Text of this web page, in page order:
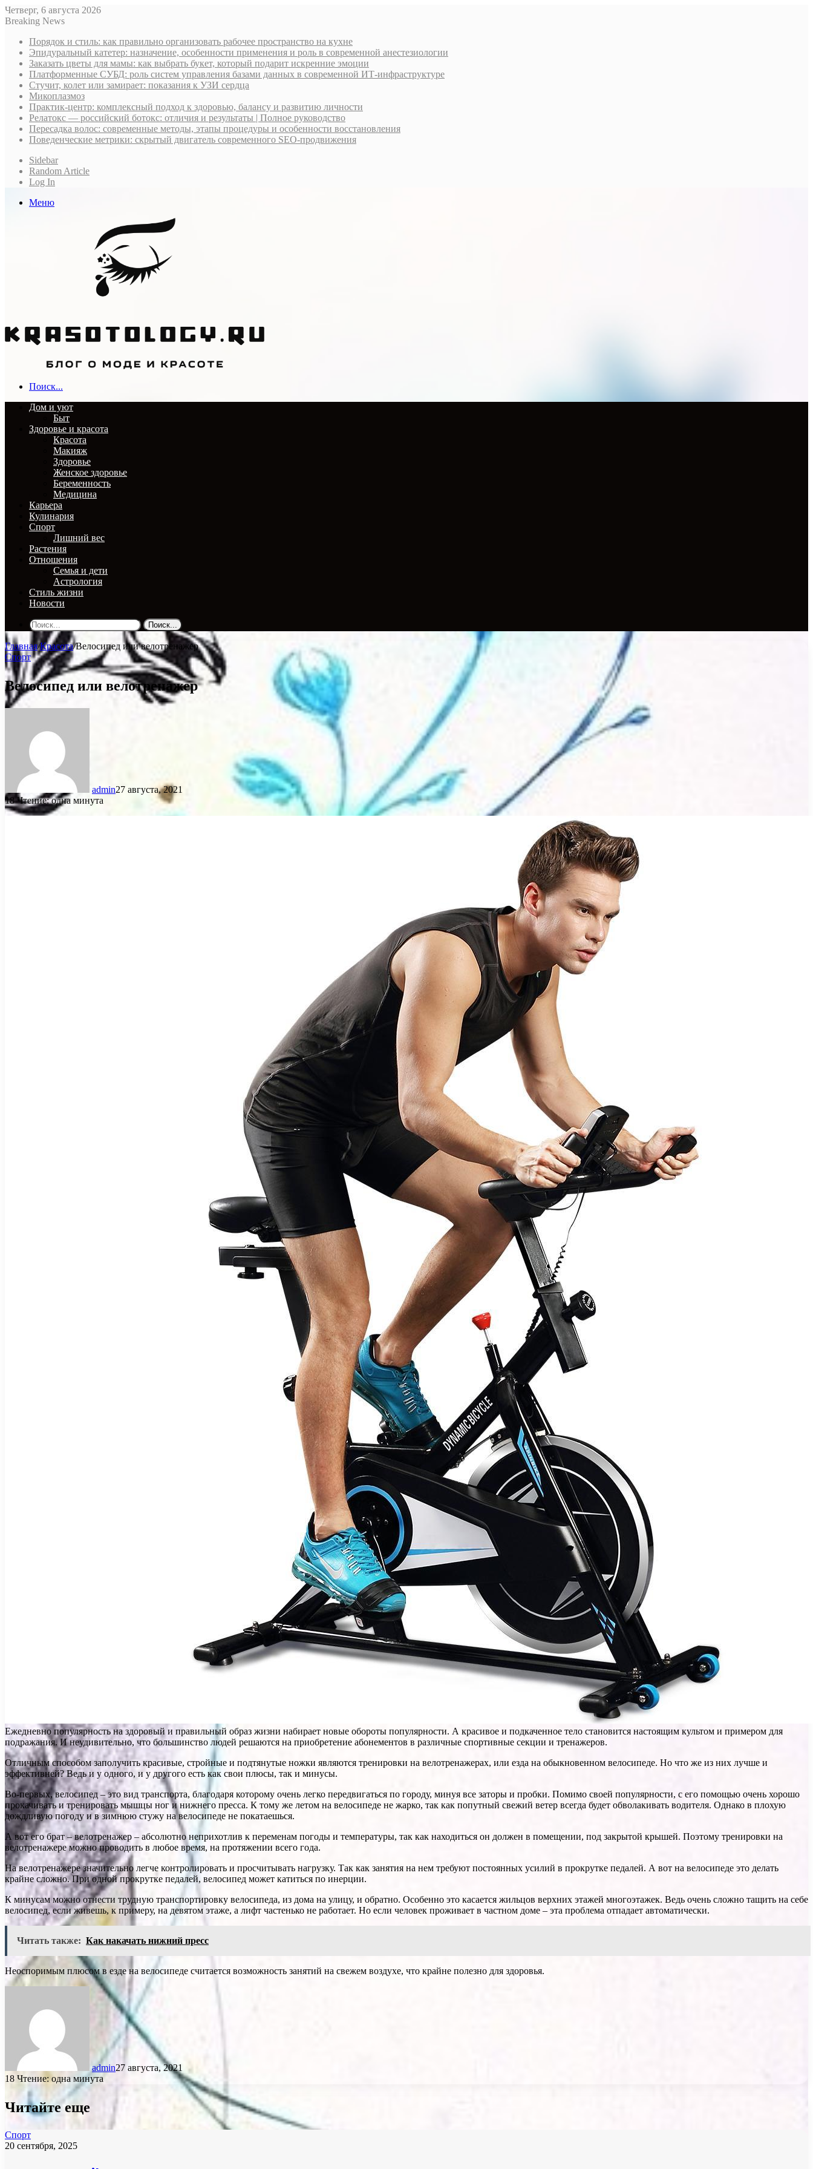
Четверг, 6 августа 2026
Breaking News
Порядок и стиль: как правильно организовать рабочее пространство на кухне
Эпидуральный катетер: назначение, особенности применения и роль в современной анестезиологии
Заказать цветы для мамы: как выбрать букет, который подарит искренние эмоции
Платформенные СУБД: роль систем управления базами данных в современной ИТ-инфраструктуре
Стучит, колет или замирает: показания к УЗИ сердца
Микоплазмоз
Практик-центр: комплексный подход к здоровью, балансу и развитию личности
Релатокс — российский ботокс: отличия и результаты | Полное руководство
Пересадка волос: современные методы, этапы процедуры и особенности восстановления
Поведенческие метрики: скрытый двигатель современного SEO-продвижения
Sidebar
Random Article
Log In
Меню
Поиск...
Дом и уют
Быт
Здоровье и красота
Красота
Макияж
Здоровье
Женское здоровье
Беременность
Медицина
Карьера
Кулинария
Спорт
Лишний вес
Растения
Отношения
Семья и дети
Астрология
Стиль жизни
Новости
Поиск...
Главная/Красота/Велосипед или велотренажер
Спорт
Велосипед или велотренажер
admin27 августа, 2021
18Чтение: одна минута
Ежедневно популярность на здоровый и правильный образ жизни набирает новые обороты популярности. А красивое и подкаченное тело становится настоящим культом и примером для
подражания. И неудивительно, что большинство людей решаются на приобретение абонементов в различные спортивные секции и тренажеров.
Отличным способом заполучить красивые, стройные и подтянутые ножки являются тренировки на велотренажерах, или езда на обыкновенном велосипеде. Но что же из них лучше и
эффективней? Ведь и у одного, и у другого есть как свои плюсы, так и минусы.
Во-первых, велосипед – это вид транспорта, благодаря которому очень легко передвигаться по городу, минуя все заторы и пробки. Помимо своей популярности, с его помощью очень хорошо
прокачивать и тренировать мышцы ног и нижнего пресса. К тому же летом на велосипеде не жарко, так как попутный свежий ветер всегда будет обволакивать водителя. Однако в плохую
дождливую погоду и в зимнюю стужу на велосипеде не покатаешься.
А вот его брат – велотренажер – абсолютно неприхотлив к переменам погоды и температуры, так как находиться он должен в помещении, под закрытой крышей. Поэтому тренировки на
велотренажере можно проводить в любое время, на протяжении всего года.
На велотренажере значительно легче контролировать и просчитывать нагрузку. Так как занятия на нем требуют постоянных усилий в прокрутке педалей. А вот на велосипеде это делать
крайне сложно. При одной прокрутке педалей, велосипед может катиться по инерции.
К минусам можно отнести трудную транспортировку велосипеда, из дома на улицу, и обратно. Особенно это касается жильцов верхних этажей многоэтажек. Ведь очень сложно тащить на себе
велосипед, если живешь, к примеру, на девятом этаже, а лифт частенько не работает. Но если человек проживает в частном доме – эта проблема отпадает автоматически.
Читать также: Как накачать нижний пресс
Неоспоримым плюсом в езде на велосипеде считается возможность занятий на свежем воздухе, что крайне полезно для здоровья.
admin27 августа, 2021
18 Чтение: одна минута
Читайте еще
Спорт
20 сентября, 2025